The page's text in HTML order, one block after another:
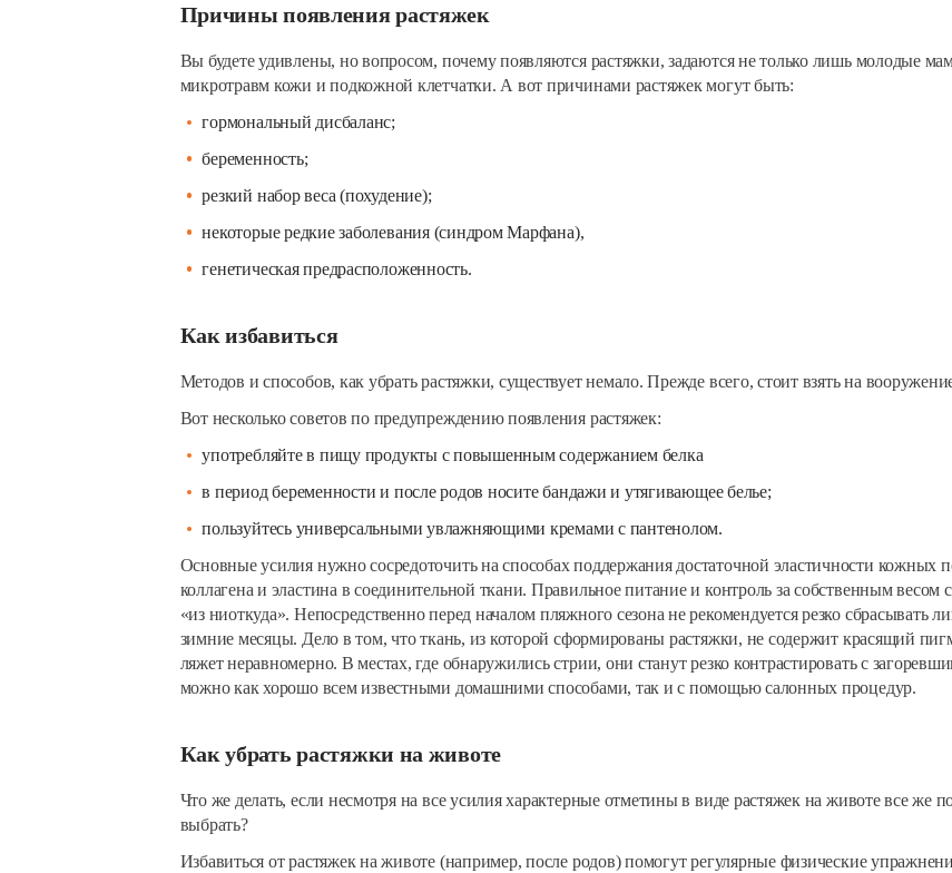
Причины появления растяжек
Вы будете удивлены, но вопросом, почему появляются растяжки, задаются не только лишь молодые
микротравм кожи и подкожной клетчатки. А вот причинами растяжек могут быть:
гормональный дисбаланс;
беременность;
резкий набор веса (похудение);
некоторые редкие заболевания (синдром Марфана),
генетическая предрасположенность.
Как избавиться
Методов и способов, как убрать растяжки, существует немало. Прежде всего, стоит взять на
Вот несколько советов по предупреждению появления растяжек:
употребляйте в пищу продукты с повышенным содержанием белка
в период беременности и после родов носите бандажи и утягивающее белье;
пользуйтесь универсальными увлажняющими кремами с пантенолом.
Основные усилия нужно сосредоточить на способах поддержания достаточной эластичности кожных
коллагена и эластина в соединительной ткани. Правильное питание и контроль за собственным весом
«из ниоткуда». Непосредственно перед началом пляжного сезона не рекомендуется резко
зимние месяцы. Дело в том, что ткань, из которой сформированы растяжки, не содержит красящий
ляжет неравномерно. В местах, где обнаружились стрии, они станут резко контрастировать с
можно как хорошо всем известными домашними способами, так и с помощью салонных процедур.
Как убрать растяжки на животе
Что же делать, если несмотря на все усилия характерные отметины в виде растяжек на животе все же
выбрать?
Избавиться от растяжек на животе (например, после родов) помогут регулярные физические